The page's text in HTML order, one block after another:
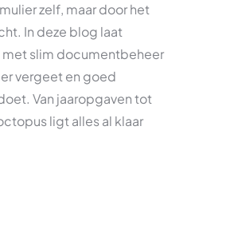
zelf, maar door het
In deze blog laat
met slim documentbeheer
vergeet en goed
Van jaaropgaven tot
ligt alles al klaar